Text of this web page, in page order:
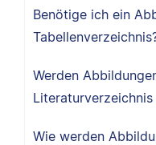
Benötige ich ein
Werden
Wie werden